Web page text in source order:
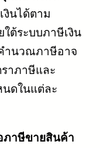
งินได้ตาม
ต้ระบบภาษีเงิน
ำนวณภาษีอาจ
าภาษีและ
ดในแต่ละ
ภาษีขายสินค้า